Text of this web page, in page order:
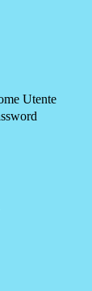
Utente